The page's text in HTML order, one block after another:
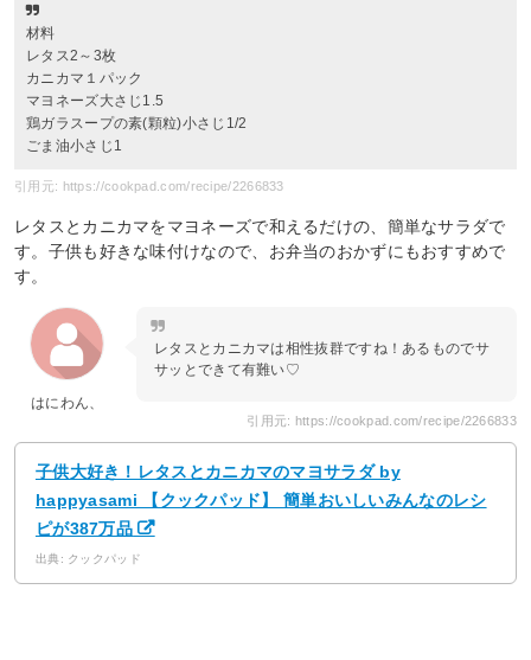
材料
レタス2～3枚
カニカマ１パック
マヨネーズ大さじ1.5
鶏ガラスープの素(顆粒)小さじ1/2
ごま油小さじ1
引用元: https://cookpad.com/recipe/2266833
レタスとカニカマをマヨネーズで和えるだけの、簡単なサラダで
す。子供も好きな味付けなので、お弁当のおかずにもおすすめで
す。
はにわん、
レタスとカニカマは相性抜群ですね！あるものでサ
サッとできて有難い♡
引用元: https://cookpad.com/recipe/2266833
子供大好き！レタスとカニカマのマヨサラダ by
happyasami 【クックパッド】 簡単おいしいみんなのレシ
ピが387万品
出典: クックパッド